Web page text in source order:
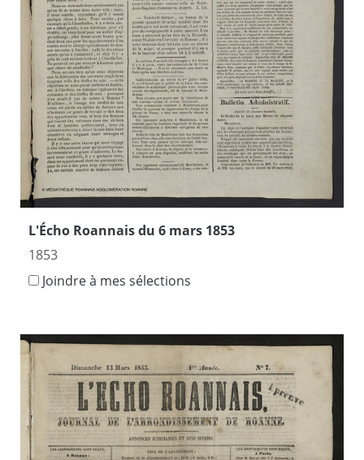
L'Écho Roannais du 6 mars 1853
1853
Joindre à mes sélections